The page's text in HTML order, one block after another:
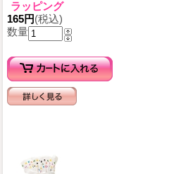
ラッピング
165円(税込)
数量